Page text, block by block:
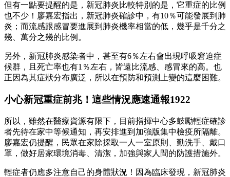
但有一點要提醒的是，新冠肺炎比較特別的是，它重症的比例
也不少！廖嘉宏指出，新冠肺炎確診中，有10％可能發展到肺
炎；而流感跟感冒要進展到肺炎機率相當的低，幾乎是千分之
幾、萬分之幾的比例。
另外，新冠肺炎感染者中，甚至有6％左右會出現呼吸窘迫症
候群，且死亡率也有1％左右，皆遠比流感、感冒來的高。也
正因為其症狀分布廣泛，所以在預防和預測上變的這麼困難。
小心新冠重症前兆！這些情況應速通報1922
所以，雖然在醫療資源有限下，目前指揮中心多鼓勵輕症確診
者先待在家中等候通知，再安排進到加強版集中檢疫所隔離。
廖嘉宏仍提醒，民眾在家除採取一人一室原則、勤洗手、戴口
罩，做好居家環境消毒、清潔，加強與家人間的防護措施外。
輕症者仍應多注意自己的身體狀況！因為臨床發現，新冠肺炎